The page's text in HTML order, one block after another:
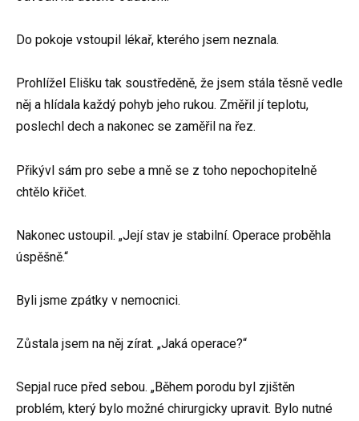
Do pokoje vstoupil lékař, kterého jsem neznala.
Prohlížel Elišku tak soustředěně, že jsem stála těsně vedle
něj a hlídala každý pohyb jeho rukou. Změřil jí teplotu,
poslechl dech a nakonec se zaměřil na řez.
Přikývl sám pro sebe a mně se z toho nepochopitelně
chtělo křičet.
Nakonec ustoupil. „Její stav je stabilní. Operace proběhla
úspěšně.“
Byli jsme zpátky v nemocnici.
Zůstala jsem na něj zírat. „Jaká operace?“
Sepjal ruce před sebou. „Během porodu byl zjištěn
problém, který bylo možné chirurgicky upravit. Bylo nutné